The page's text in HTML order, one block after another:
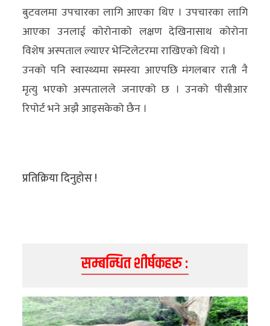
बुटवलमा उपचारका लागि आएका थिए । उपचारका लागि
आएका उनलाई कोरोनाको लक्षण देखिनासाथ कोरोना
विशेष अस्पताल ल्याएर भेन्टिलेटरमा राखिएको थियो ।
उनको पनि स्वास्थ्यमा समस्या आएपछि मंगलबार राती नै
मृत्यु भएको अस्पतालले जनाएको छ । उनको पीसीआर
रिपोर्ट भने अझै आइसकेको छैन ।
प्रतिक्रिया दिनुहोस !
सम्बन्धित शीर्षकहरु :